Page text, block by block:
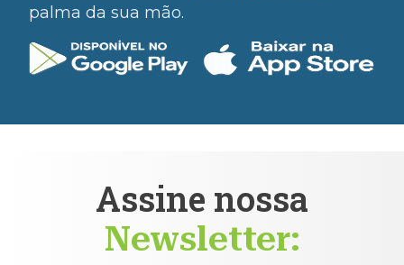
palma da sua mão.
Assine nossa
Newsletter: